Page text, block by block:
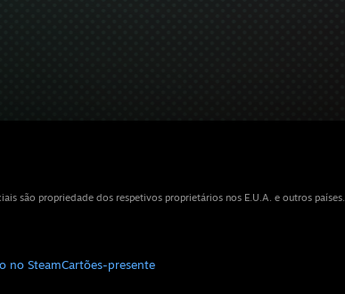
são propriedade dos respetivos proprietários nos E.U.A. e outros países.
no SteamCartões-presente